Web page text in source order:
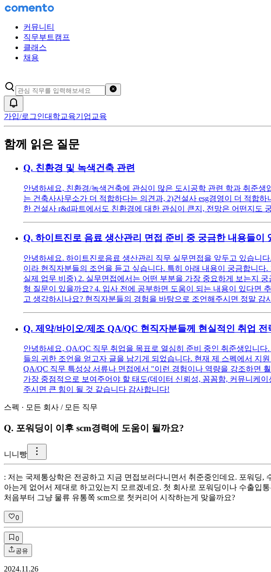
커뮤니티
직무부트캠프
클래스
채용
가입/로그인대학교육기업교육
함께 읽은 질문
Q. 친환경 및 녹색건축 관련
안녕하세요, 친환경/녹색건축에 관심이 많은 도시공학 관련 학과 취준
는 건축사사무소가 더 적합하다는 의견과, 2)건설사 esg경영이 더 적합
한 건설사 r&d파트에서도 친환경에 대한 관심이 큰지, 전망은 어떤지도
Q. 하이트진로 음료 생산관리 면접 준비 중 궁금한 내용들이
안녕하세요. 하이트진로음료 생산관리 직무 실무면접을 앞두고 있습니
이라 현직자분들의 조언을 듣고 싶습니다. 특히 아래 내용이 궁금합니
실제 업무 비중) 2. 실무면접에서는 어떤 부분을 가장 중요하게 보는지
형 질문이 있을까요? 4. 입사 전에 공부하면 도움이 되는 내용이 있다면
고 생각하시나요? 현직자분들의 경험을 바탕으로 조언해주시면 정말 감
Q. 제약/바이오/제조 QA/QC 현직자분들께 현실적인 취업 전
안녕하세요, QA/QC 직무 취업을 목표로 열심히 준비 중인 취준생입니
들의 귀한 조언을 얻고자 글을 남기게 되었습니다. 현재 제 스펙에서 지
QA/QC 직무 특성상 서류나 면접에서 "이런 경험이나 역량을 강조하면
가장 중점적으로 보여주어야 할 태도(데이터 신뢰성, 꼼꼼함, 커뮤니케
주시면 큰 힘이 될 것 같습니다 감사합니다!
스펙 · 모든 회사 / 모든 직무
Q. 포워딩이 이후 scm경력에 도움이 될까요?
니 니빵
: 저는 국제통상학은 전공하고 지금 면접보러다니면서 취준중인데요. 포워딩
아는게 없어서 제대로 하고있는지 모르겠네요. 첫 회사로 포워딩이나 수출입
처음부터 그냥 물류 유통쪽 scm으로 첫커리어 시작하는게 맞을까요?
0
0
공유
2024.11.26